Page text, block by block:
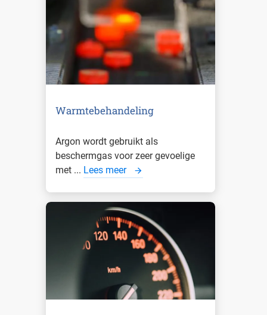
Warmtebehandeling
Argon wordt gebruikt als
beschermgas voor zeer gevoelige
met ... Lees meer